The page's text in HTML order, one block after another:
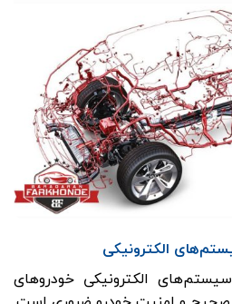
الکترونیکی
سیستم‌های الکترونیکی خودروهای